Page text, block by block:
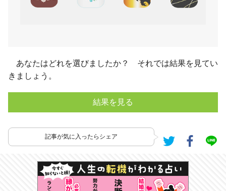
あなたはどれを選びましたか？ それでは結果を見てい
きましょう。
結果を見る
記事が気に入ったらシェア